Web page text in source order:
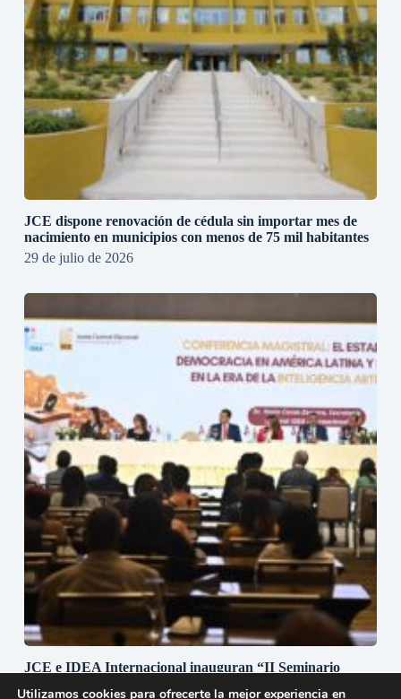
JCE dispone renovación de cédula sin importar mes de
nacimiento en municipios con menos de 75 mil habitantes
29 de julio de 2026
JCE e IDEA Internacional inauguran “II Seminario
Utilizamos cookies para ofrecerte la mejor experiencia en